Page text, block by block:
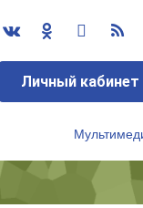
Личный кабинет